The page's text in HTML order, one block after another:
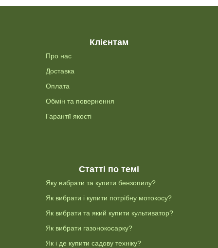
Клієнтам
Про нас
Доставка
Оплата
Обмін та повернення
Гарантії якості
Статті по темі
Яку вибрати та купити бензопилу?
Як вибрати і купити потрібну мотокосу?
Як вибрати та який купити культиватор?
Як вибрати газонокосарку?
Як і де купити садову техніку?